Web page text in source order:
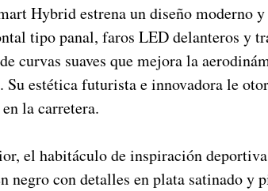
Hybrid estrena un diseño moderno
tipo panal, faros LED delanteros y
curvas suaves que mejora la
Su estética futurista e innovadora le
la carretera.
el habitáculo de inspiración deportiva
negro con detalles en plata satinado y